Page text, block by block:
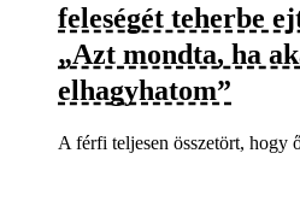
feleségét teherbe
„Azt mondta, ha
elhagyhatom”
A férfi teljesen összetört, hogy